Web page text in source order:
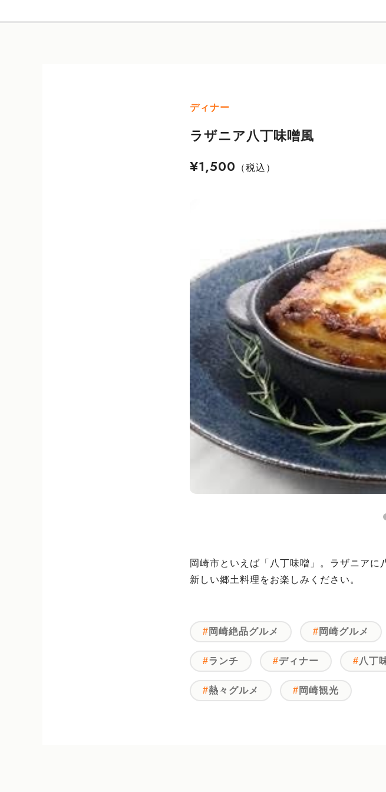
ディナー
ラザニア八丁味噌風
¥1,500 （税込）
岡崎市といえば「八丁味噌」。ラザニアに
新しい郷土料理をお楽しみください。
岡崎絶品グルメ 岡崎グルメ
ランチ ディナー 八丁
熱々グルメ 岡崎観光